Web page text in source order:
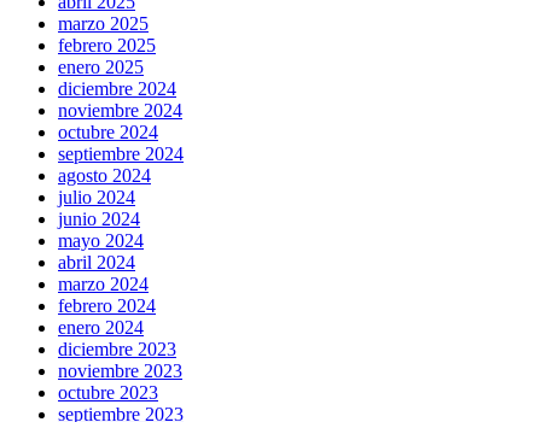
marzo 2025
febrero 2025
enero 2025
diciembre 2024
noviembre 2024
octubre 2024
septiembre 2024
agosto 2024
julio 2024
junio 2024
mayo 2024
abril 2024
marzo 2024
febrero 2024
enero 2024
diciembre 2023
noviembre 2023
octubre 2023
septiembre 2023